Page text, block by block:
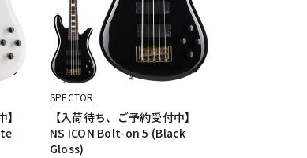
SPECTOR
【入荷待ち、ご予約受付中】
NS ICON Bolt-on 5 (Black
Gloss)